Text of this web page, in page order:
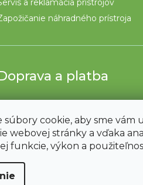
súbory cookie, aby sme vám
webovej stránky a vďaka
funkcie, výkon a
a reklamácia prístrojov
náhradného prístroja
a platba